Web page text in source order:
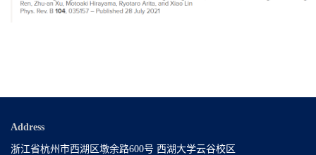
Address
浙江省杭州市西湖区墩余路600号 西湖大学云谷校区